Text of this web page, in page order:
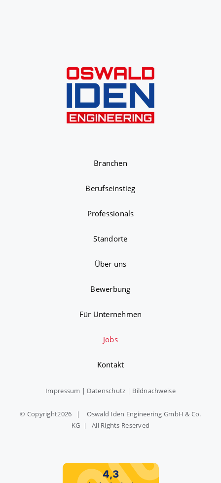
Branchen
Berufseinstieg
Professionals
Standorte
Über uns
Bewerbung
Für Unternehmen
Jobs
Kontakt
Impressum | Datenschutz | Bildnachweise
© Copyright2026 | Oswald Iden Engineering GmbH & Co.
KG | All Rights Reserved